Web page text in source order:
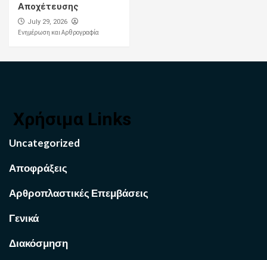
Αποχέτευσης
July 29, 2026
Ενημέρωση και Αρθρογραφία
Χρήσιμα Links
Uncategorized
Αποφράξεις
Αρθροπλαστικές Επεμβάσεις
Γενικά
Διακόσμηση